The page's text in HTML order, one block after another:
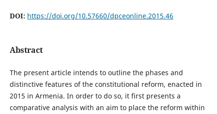
DOI: https://doi.org/10.57660/dpceonline.2015.46
Abstract
The present article intends to outline the phases and
distinctive features of the constitutional reform, enacted in
2015 in Armenia. In order to do so, it first presents a
comparative analysis with an aim to place the reform within